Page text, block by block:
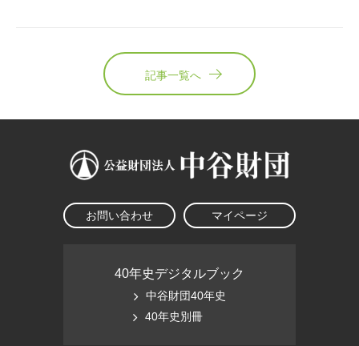
記事一覧へ
お問い合わせ マイページ
40年史デジタルブック
中谷財団40年史
40年史別冊